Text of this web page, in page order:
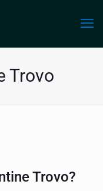
Trovo
Trovo?